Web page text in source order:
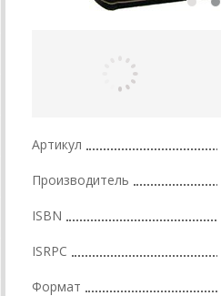
Артикул
Производитель
ISBN
ISRPC
Формат